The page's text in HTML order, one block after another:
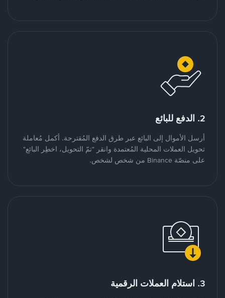
2. الدفع للبائع
أرسل الأموال إلى البائع عبر طرق الدفع المُقترحة. أكمل مُعاملة
تحويل العملات المحلية المُعتمدة وانقر "تمّ التحويل، اخطِر البائع"
على منصّة Binance من شخص لشخص.
3. استلام العملات الرقمية